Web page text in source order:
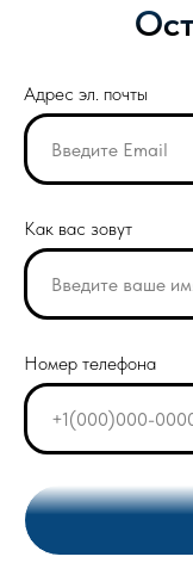
Адрес эл. почты
Как вас зовут
Номер телефона